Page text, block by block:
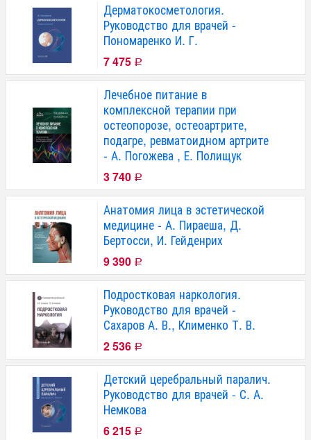
Дерматокосметология.
Руководство для врачей -
Пономаренко И. Г.
7 475 Р
Лечебное питание в
комплексной терапии при
остеопорозе, остеоартрите,
подагре, ревматоидном артрите
- А. Погожева , Е. Полищук
3 740 Р
Анатомия лица в эстетической
медицине - А. Пираеша, Д.
Бертосси, И. Гейденрих
9 390 Р
Подростковая наркология.
Руководство для врачей -
Сахаров А. В., Клименко Т. В.
2 536 Р
Детский церебральный паралич.
Руководство для врачей - С. А.
Немкова
6 215 Р